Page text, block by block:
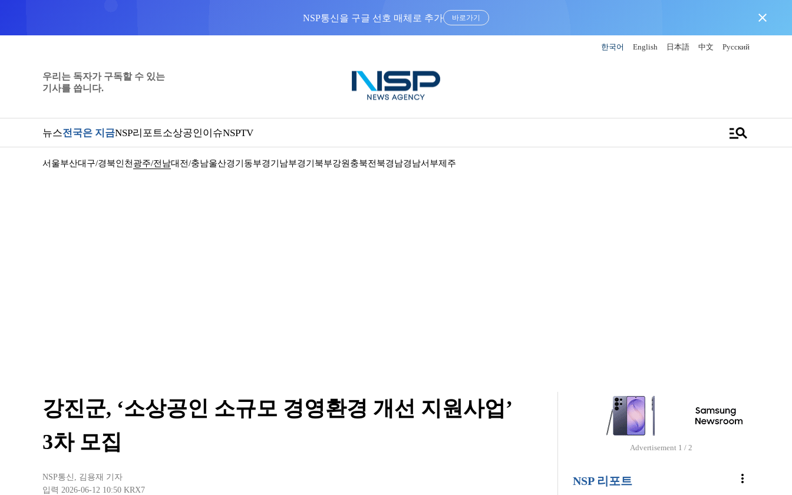
“우리는 독자가 구독할 수 있는 기사를 씁니다” close
한국어 English 日本語 中文 Русский
우리는 독자가 구독할 수 있는
기사를 씁니다.
뉴스전국은 지금NSP리포트소상공인이슈NSPTV manage_search
서울부산대구/경북인천 광주/전남대전/충남울산경기동부경기남부경기북부강원 충북전북경남경남서부제주
강진군, ‘소상공인 소규모 경영환경 개선 지원사업’
3차 모집
NSP통신 , 김용재 기자
입력 2026-06-12 10:50 KRX7
Advertisement 1 / 2
NSP 리포트 more_vert